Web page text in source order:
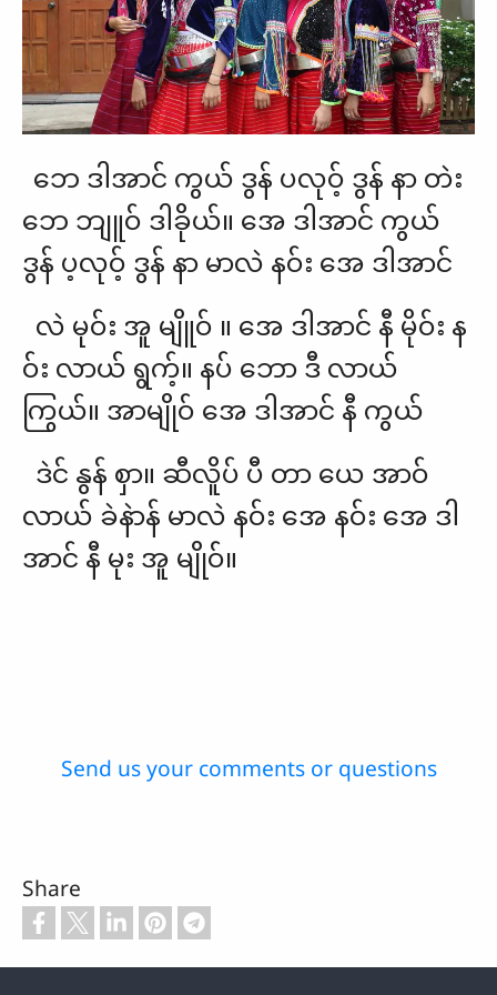
ဘေ ဒါအာင် ကွယ် ဒွန် ပလုဝ့် ဒွန် နာ တဲး
ဘေ ဘျူဝ် ဒါခိုယ်။ အေ ဒါအာင် ကွယ်
ဒွန် ပ့လုဝ့် ဒွန် နာ မာလဲ နဝ်း အေ ဒါအာင်
လဲ မုဝ်း အူ မျိူဝ် ။ အေ ဒါအာင် နီ မိုဝ်း န
ဝ်း လာယ် ရွက့်။ နပ် ဘော ဒီ လာယ်
ကြွယ်။ အာမျိုဝ် အေ ဒါအာင် နီ ကွယ်
ဒဲင် နွန် စှာ။ ဆီလိူပ် ပီ တာ ယေ အာဝ်
လာယ် ခဲနဲာန် မာလဲ နဝ်း ​အေ နဝ်း အေ ဒါ
အာင် နီ မုး အူ မျိုဝ်။
Send us your comments or questions
Share